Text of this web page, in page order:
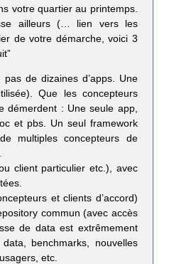
votre quartier au printemps.
ailleurs (… lien vers les
de votre démarche, voici 3
de dizaines d’apps. Une
Que les concepteurs
démerdent : Une seule app,
et pbs. Un seul framework
multiples concepteurs de
client particulier etc.), avec
et clients d’accord)
commun (avec accès
de data est extrêmement
benchmarks, nouvelles
etc.